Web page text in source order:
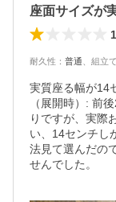
1
耐久性 ： 普通 組立
実質座る幅が14
（展開時）: 前
りですが、実際
い、14センチし
法見て選んだの
せんでした。